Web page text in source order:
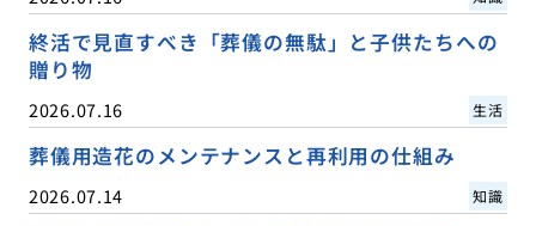
終活で見直すべき「葬儀の無駄」と子供たちへの
贈り物
2026.07.16 生活
葬儀用造花のメンテナンスと再利用の仕組み
2026.07.14 知識